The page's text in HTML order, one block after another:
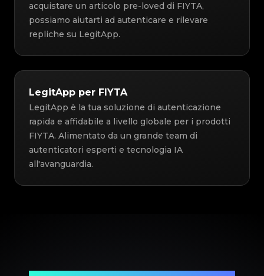
acquistare un articolo pre-loved di FIYTA,
possiamo aiutarti ad autenticare e rilevare
repliche su LegitApp.
LegitApp per FIYTA
LegitApp è la tua soluzione di autenticazione
rapida e affidabile a livello globale per i prodotti
FIYTA. Alimentato da un grande team di
autenticatori esperti e tecnologia IA
all'avanguardia.